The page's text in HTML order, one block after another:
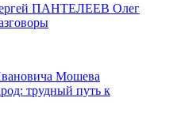
ПАНТЕЛЕЕВ Олег
Мошева
трудный путь к